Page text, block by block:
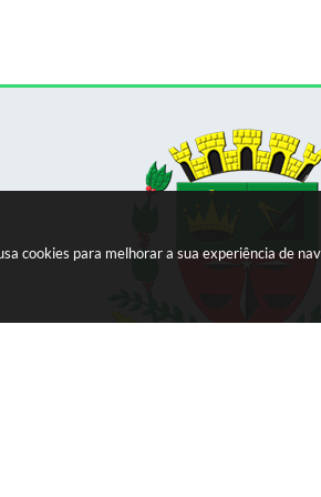
cookies para melhorar a sua experiência de